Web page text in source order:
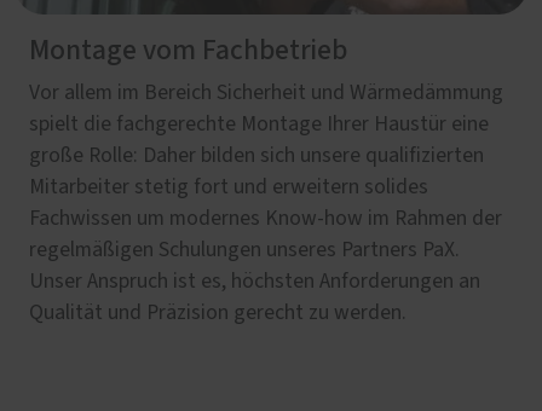
Montage vom Fachbetrieb
Vor allem im Bereich Sicherheit und Wärmedämmung
spielt die fachgerechte Montage Ihrer Haustür eine
große Rolle: Daher bilden sich unsere qualifizierten
Mitarbeiter stetig fort und erweitern solides
Fachwissen um modernes Know-how im Rahmen der
regelmäßigen Schulungen unseres Partners PaX.
Unser Anspruch ist es, höchsten Anforderungen an
Qualität und Präzision gerecht zu werden.